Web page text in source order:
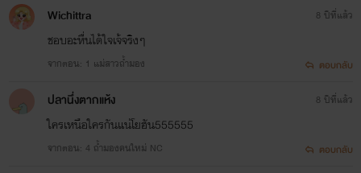
รวมเรื่องสั้นหลากหลายแนว
หลุดเพราะเขาดันมารู้ความลับวัยเด็กของหล่อน!!
-หมอฟันสายยั่วกับผัวเด็กทั้งสาม(4P) เรื่องราวของยี่หวา หมอฟันอาภัพรักที่พอเจอเรื่อคู่ ดันเจอเข้า
Wichittra
ชอบอะหื่นได้ใจเจ้จริงๆ
จากตอน: 1 แม่สาวถ้ำมอง
8 ปีที่แล้ว
ตอบกลับ
ปลานึ่งตากแห้ง
ใครเหนือใครกันแน่โยฮัน555555
จากตอน: 4 ถ้ำมองคนใหม่ NC
8 ปีที่แล้ว
ตอบกลับ